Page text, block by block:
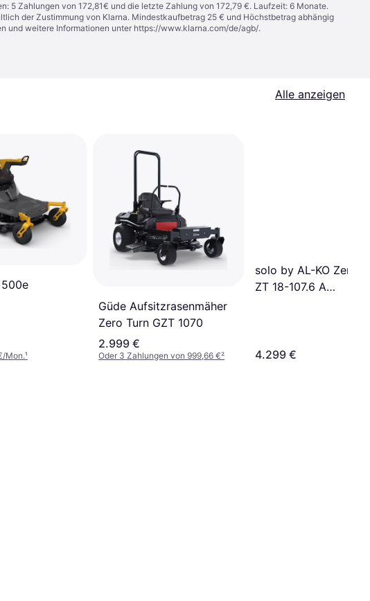
5 Zahlungen von 172,81€ und die letzte Zahlung von 172,79 €. Laufzeit: 6 Monate.
der Zustimmung von Klarna. Mindestkaufbetrag 25 € und Höchstbetrag abhängig
und weitere Informationen unter https://www.klarna.com/de/agb/.
Alle anzeigen
Mon.¹
Güde Aufsitzrasenmäher
Zero Turn GZT 1070
2.999 €
Oder 3 Zahlungen von 999,66 €²
solo by AL-KO Zero
ZT 18-107.6 A
4.299 €